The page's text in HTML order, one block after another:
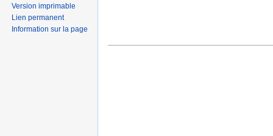
Version imprimable
Lien permanent
Information sur la page